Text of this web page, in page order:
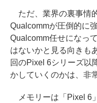
ただ、業界の裏事情
Qualcommが圧倒的に
Qualcomm任せになっ
はないかと見る向きも
回のPixel 6シリーズ以
かしていくのかは、非
メモリーは「Pixel 6